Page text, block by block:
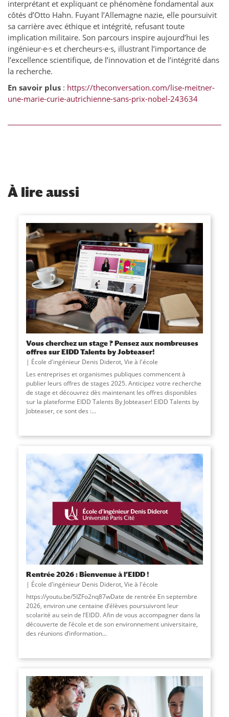
interprétant et expliquant ce phénomène fondamental aux
côtés d’Otto Hahn. Fuyant l’Allemagne nazie, elle poursuivit
sa carrière avec éthique et intégrité, refusant toute
implication militaire. Son parcours inspire aujourd’hui les
ingénieur·e·s et chercheurs·e·s, illustrant l’importance de
l’excellence scientifique, de l’innovation et de l’intégrité dans
la recherche.
En savoir plus : https://theconversation.com/lise-meitner-
une-marie-curie-autrichienne-sans-prix-nobel-243634
À lire aussi
Vous cherchez un stage ? Pensez aux nombreuses
offres sur EIDD Talents by Jobteaser!
École d'ingénieur Denis Diderot, Vie à l'école
Les entreprises et organismes publiques commencent à
publier leurs offres de stages 2025. Anticipez votre recherche
de stage et découvrez dès maintenant les offres disponibles
sur la plateforme EIDD Talents By Jobteaser! EIDD Talents by
Jobteaser, ce sont des :...
Rentrée 2026 : Bienvenue à l’EIDD !
École d'ingénieur Denis Diderot, Vie à l'école
https://youtu.be/5IZFo2nq87wDate de rentrée En septembre
2026, environ une centaine d’élèves poursuivront leur
scolarité au sein de l’EIDD. Afin de vous accompagner dans la
découverte de l’école et de son environnement universitaire,
des réunions d’information...